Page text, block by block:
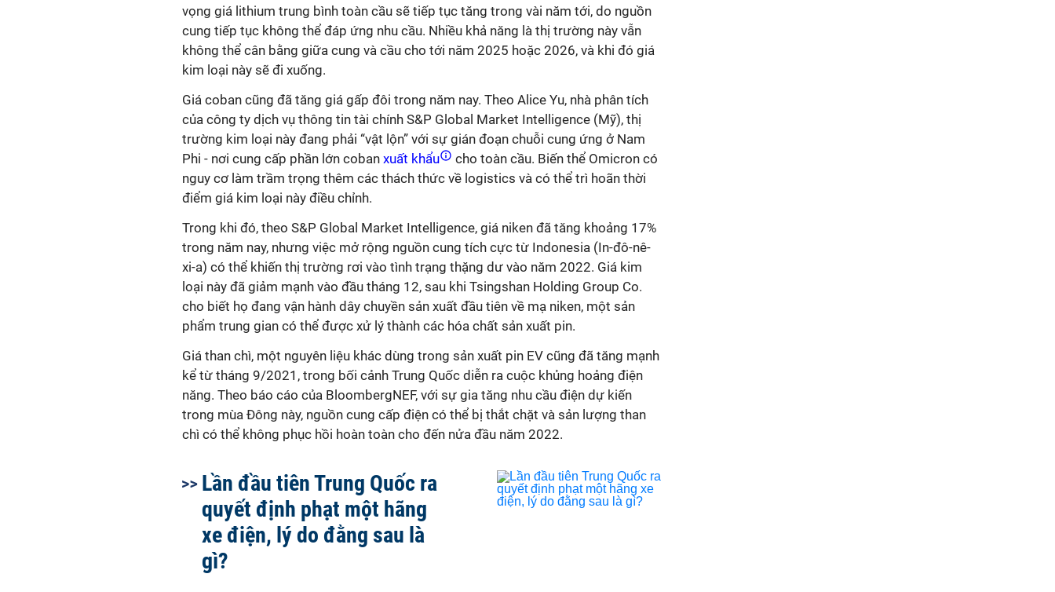
vọng giá lithium trung bình toàn cầu sẽ tiếp tục tăng trong vài năm tới, do nguồn
cung tiếp tục không thể đáp ứng nhu cầu. Nhiều khả năng là thị trường này vẫn
không thể cân bằng giữa cung và cầu cho tới năm 2025 hoặc 2026, và khi đó giá
kim loại này sẽ đi xuống.
Giá coban cũng đã tăng giá gấp đôi trong năm nay. Theo Alice Yu, nhà phân tích
của công ty dịch vụ thông tin tài chính S&P Global Market Intelligence (Mỹ), thị
trường kim loại này đang phải “vật lộn” với sự gián đoạn chuỗi cung ứng ở Nam
Phi - nơi cung cấp phần lớn coban xuất khẩu
cho toàn cầu. Biến thể Omicron có
nguy cơ làm trầm trọng thêm các thách thức về logistics và có thể trì hoãn thời
điểm giá kim loại này điều chỉnh.
Trong khi đó, theo S&P Global Market Intelligence, giá niken đã tăng khoảng 17%
trong năm nay, nhưng việc mở rộng nguồn cung tích cực từ Indonesia (In-đô-nê-
xi-a) có thể khiến thị trường rơi vào tình trạng thặng dư vào năm 2022. Giá kim
loại này đã giảm mạnh vào đầu tháng 12, sau khi Tsingshan Holding Group Co.
cho biết họ đang vận hành dây chuyền sản xuất đầu tiên về mạ niken, một sản
phẩm trung gian có thể được xử lý thành các hóa chất sản xuất pin.
Giá than chì, một nguyên liệu khác dùng trong sản xuất pin EV cũng đã tăng mạnh
kể từ tháng 9/2021, trong bối cảnh Trung Quốc diễn ra cuộc khủng hoảng điện
năng. Theo báo cáo của BloombergNEF, với sự gia tăng nhu cầu điện dự kiến
trong mùa Đông này, nguồn cung cấp điện có thể bị thắt chặt và sản lượng than
chì có thể không phục hồi hoàn toàn cho đến nửa đầu năm 2022.
Lần đầu tiên Trung Quốc ra
quyết định phạt một hãng
xe điện, lý do đằng sau là
gì?